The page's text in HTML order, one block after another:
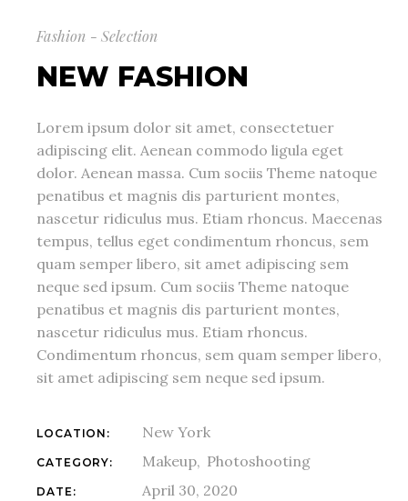
Fashion - Selection
NEW FASHION
Lorem ipsum dolor sit amet, consectetuer
adipiscing elit. Aenean commodo ligula eget
dolor. Aenean massa. Cum sociis Theme natoque
penatibus et magnis dis parturient montes,
nascetur ridiculus mus. Etiam rhoncus. Maecenas
tempus, tellus eget condimentum rhoncus, sem
quam semper libero, sit amet adipiscing sem
neque sed ipsum. Cum sociis Theme natoque
penatibus et magnis dis parturient montes,
nascetur ridiculus mus. Etiam rhoncus.
Condimentum rhoncus, sem quam semper libero,
sit amet adipiscing sem neque sed ipsum.
LOCATION: New York
CATEGORY: Makeup Photoshooting
DATE: April 30, 2020